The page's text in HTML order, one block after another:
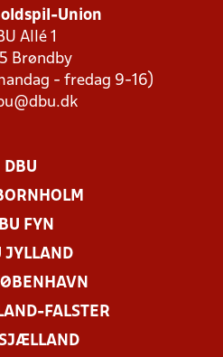
Union
Allé 1
Brøndby
- fredag 9-16)
DBU
FYN
JYLLAND
FALSTER